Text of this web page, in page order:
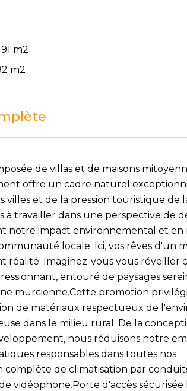
m2
m2
de villas et de maisons
offre un cadre naturel
villes et de la pression touristique de
à travailler dans une perspective de
notre impact environnemental et en
locale. Ici, vos rêves d'un
réalité. Imaginez-vous vous réveiller
entouré de paysages
murcienne.Cette promotion
de matériaux respectueux de
dans le milieu rural. De la
nous réduisons notre
responsables dans toutes nos
complète de climatisation par
vidéophone.Porte d'accès sécurisée